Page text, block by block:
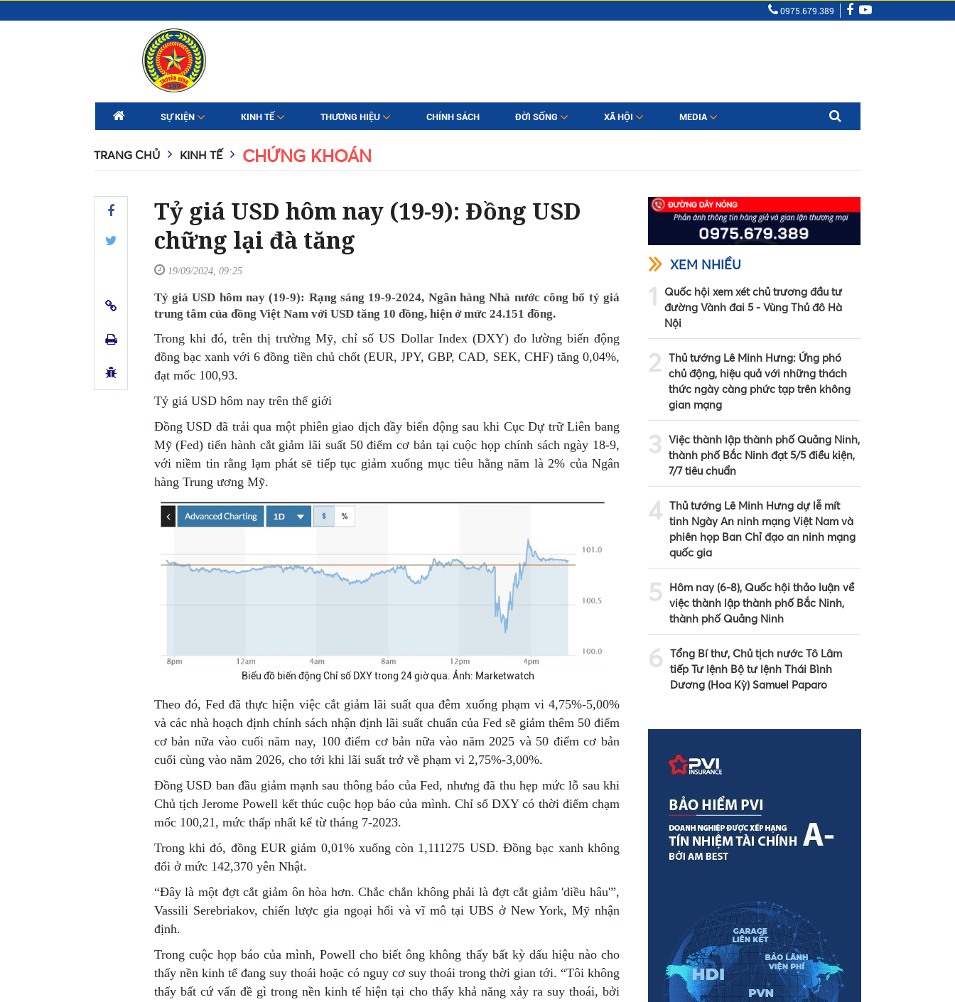
0975.679.389
SỰ KIỆN KINH TẾ THƯƠNG HIỆU CHÍNH SÁCH ĐỜI SỐNG XÃ HỘI MEDIA
TRANG CHỦ KINH TẾ CHỨNG KHOÁN
Tỷ giá USD hôm nay (19-9): Đồng USD
chững lại đà tăng
19/09/2024, 09:25
Tỷ giá USD hôm nay (19-9): Rạng sáng 19-9-2024, Ngân hàng Nhà nước công bố tỷ giá
trung tâm của đồng Việt Nam với USD tăng 10 đồng, hiện ở mức 24.151 đồng.
Trong khi đó, trên thị trường Mỹ, chỉ số US Dollar Index (DXY) đo lường biến động
đồng bạc xanh với 6 đồng tiền chủ chốt (EUR, JPY, GBP, CAD, SEK, CHF) tăng 0,04%,
đạt mốc 100,93.
Tỷ giá USD hôm nay trên thế giới
Đồng USD đã trải qua một phiên giao dịch đầy biến động sau khi Cục Dự trữ Liên bang
Mỹ (Fed) tiến hành cắt giảm lãi suất 50 điểm cơ bản tại cuộc họp chính sách ngày 18-9,
với niềm tin rằng lạm phát sẽ tiếp tục giảm xuống mục tiêu hằng năm là 2% của Ngân
hàng Trung ương Mỹ.
Biểu đồ biến động Chỉ số DXY trong 24 giờ qua. Ảnh: Marketwatch
Theo đó, Fed đã thực hiện việc cắt giảm lãi suất qua đêm xuống phạm vi 4,75%-5,00%
và các nhà hoạch định chính sách nhận định lãi suất chuẩn của Fed sẽ giảm thêm 50 điểm
cơ bản nữa vào cuối năm nay, 100 điểm cơ bản nữa vào năm 2025 và 50 điểm cơ bản
cuối cùng vào năm 2026, cho tới khi lãi suất trở về phạm vi 2,75%-3,00%.
Đồng USD ban đầu giảm mạnh sau thông báo của Fed, nhưng đã thu hẹp mức lỗ sau khi
Chủ tịch Jerome Powell kết thúc cuộc họp báo của mình. Chỉ số DXY có thời điểm chạm
mốc 100,21, mức thấp nhất kể từ tháng 7-2023.
Trong khi đó, đồng EUR giảm 0,01% xuống còn 1,111275 USD. Đồng bạc xanh không
đổi ở mức 142,370 yên Nhật.
“Đây là một đợt cắt giảm ôn hòa hơn. Chắc chắn không phải là đợt cắt giảm 'diều hâu'”,
Vassili Serebriakov, chiến lược gia ngoại hối và vĩ mô tại UBS ở New York, Mỹ nhận
định.
Trong cuộc họp báo của mình, Powell cho biết ông không thấy bất kỳ dấu hiệu nào cho
thấy nền kinh tế đang suy thoái hoặc có nguy cơ suy thoái trong thời gian tới. “Tôi không
thấy bất cứ vấn đề gì trong nền kinh tế hiện tại cho thấy khả năng xảy ra suy thoái, bởi
XEM NHIỀU
1
Quốc hội xem xét chủ trương đầu tư
đường Vành đai 5 - Vùng Thủ đô Hà
Nội
2 Thủ tướng Lê Minh Hưng: Ứng phó
chủ động, hiệu quả với những thách
thức ngày càng phức tạp trên không
gian mạng
3 Việc thành lập thành phố Quảng Ninh,
thành phố Bắc Ninh đạt 5/5 điều kiện,
7/7 tiêu chuẩn
4 Thủ tướng Lê Minh Hưng dự lễ mít
tinh Ngày An ninh mạng Việt Nam và
phiên họp Ban Chỉ đạo an ninh mạng
quốc gia
5
Hôm nay (6-8), Quốc hội thảo luận về
việc thành lập thành phố Bắc Ninh,
thành phố Quảng Ninh
6 Tổng Bí thư, Chủ tịch nước Tô Lâm
tiếp Tư lệnh Bộ tư lệnh Thái Bình
Dương (Hoa Kỳ) Samuel Paparo